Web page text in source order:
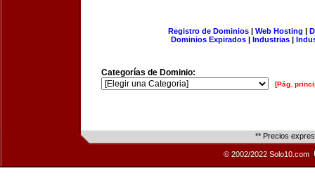
Registro de Dominios| Web Hosting |
Dominios Expirados | Industrias |
Categorías de Dominio:
[Pág.
** Precios
© 2002/2022 Solo10.com